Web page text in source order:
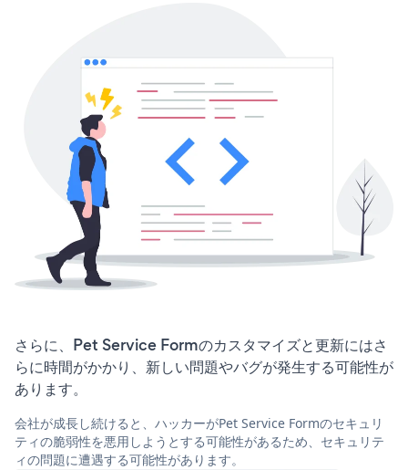
さらに、Pet Service Formのカスタマイズと更新にはさ
らに時間がかかり、新しい問題やバグが発生する可能性が
あります。
会社が成長し続けると、ハッカーがPet Service Formのセキュリ
ティの脆弱性を悪用しようとする可能性があるため、セキュリテ
ィの問題に遭遇する可能性があります。